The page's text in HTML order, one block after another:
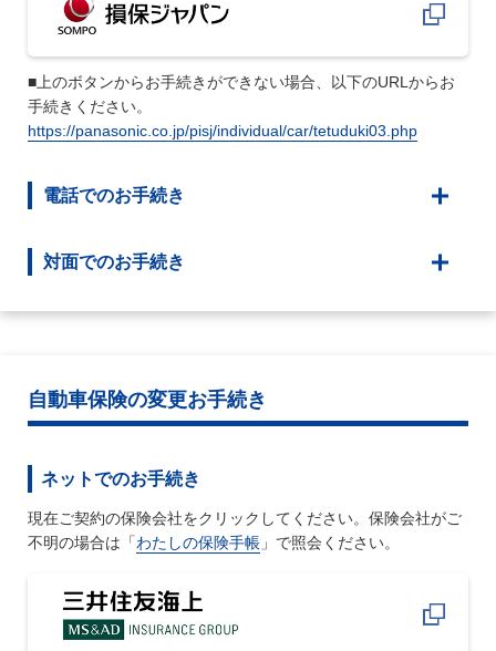
■上のボタンからお手続きができない場合、以下のURLからお
手続きください。
https://panasonic.co.jp/pisj/individual/car/tetuduki03.php
電話でのお手続き
対面でのお手続き
自動車保険の変更お手続き
ネットでのお手続き
現在ご契約の保険会社をクリックしてください。保険会社がご
不明の場合は「わたしの保険手帳 」で照会ください。